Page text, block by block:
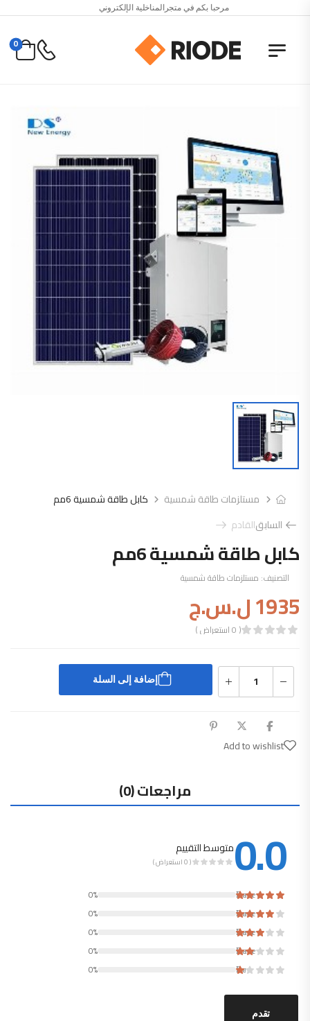
مرحبا بكم في متجرالمناخلية الإلكتروني
0
مستلزمات طاقة شمسية
كابل طاقة شمسية 6مم
السابقالقادم
كابل طاقة شمسية 6مم
التصنيف: مستلزمات طاقة شمسية
1935ل.س.ج
0من 5 ( 0 استعراض )
إضافة إلى السلة
Add to wishlist
مراجعات (0)
0.0متوسط التقييم
Rated ( 0 استعراض )
Rated
0%
Rated
0%
Rated
0%
Rated
0%
Rated
0%
تقدم